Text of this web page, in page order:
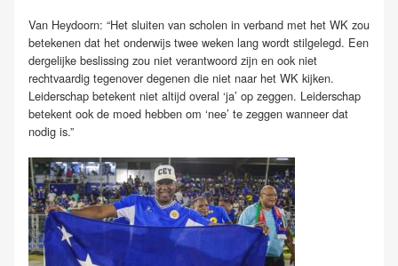
Van Heydoorn: “Het sluiten van scholen in verband met het WK zou
betekenen dat het onderwijs twee weken lang wordt stilgelegd. Een
dergelijke beslissing zou niet verantwoord zijn en ook niet
rechtvaardig tegenover degenen die niet naar het WK kijken.
Leiderschap betekent niet altijd overal ‘ja’ op zeggen. Leiderschap
betekent ook de moed hebben om ‘nee’ te zeggen wanneer dat
nodig is.”